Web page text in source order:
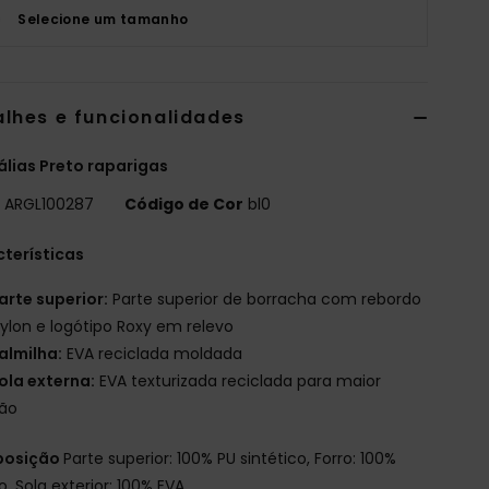
Selecione um tamanho
e funcionalidades
Preto raparigas
ARGL100287 Código de Cor bl0
superior: Parte superior de borracha com rebordo
e logótipo Roxy em relevo
EVA reciclada moldada
externa: EVA texturizada reciclada para maior
Parte superior: 100% PU sintético, Forro: 100%